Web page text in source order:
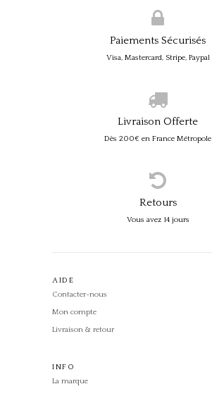
Paiements Sécurisés
Visa, Mastercard, Stripe, Paypal
Livraison Offerte
Dès 200€ en France Métropole
Retours
Vous avez 14 jours
AIDE
Contacter-nous
Mon compte
Livraison & retour
INFO
La marque